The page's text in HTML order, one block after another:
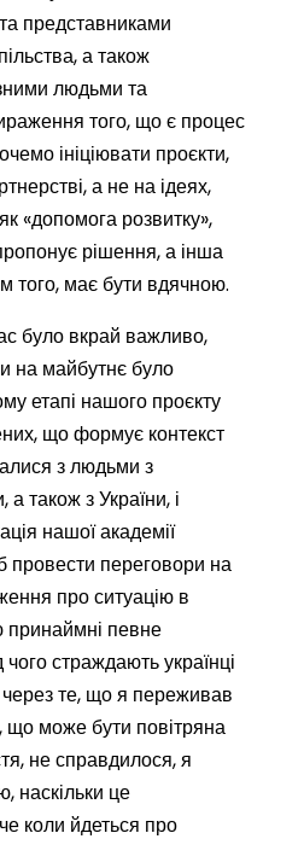
представниками
а також
людьми та
того, що є процес
ініціювати проєкти,
а не на ідеях,
«допомога розвитку»,
рішення, а інша
того, має бути вдячною.
було вкрай важливо,
на майбутнє було
етапі нашого проєкту
що формує контекст
з людьми з
а також з України, і
нашої академії
провести переговори на
про ситуацію в
принаймні певне
страждають українці
те, що я переживав
може бути повітряна
не справдилося, я
наскільки це
коли йдеться про